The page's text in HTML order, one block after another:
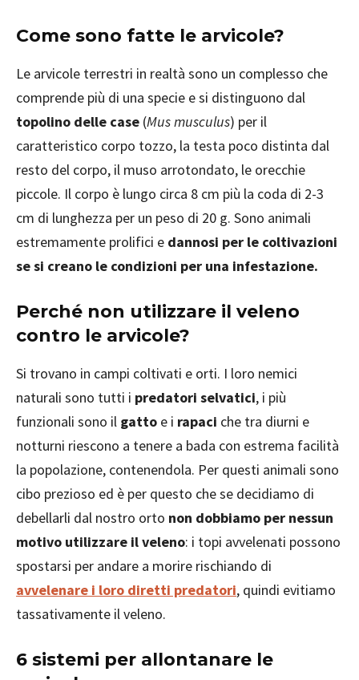
Come sono fatte le arvicole?
Le arvicole terrestri in realtà sono un complesso che
comprende più di una specie e si distinguono dal
topolino delle case (Mus musculus) per il
caratteristico corpo tozzo, la testa poco distinta dal
resto del corpo, il muso arrotondato, le orecchie
piccole. Il corpo è lungo circa 8 cm più la coda di 2-3
cm di lunghezza per un peso di 20 g. Sono animali
estremamente prolifici e dannosi per le coltivazioni
se si creano le condizioni per una infestazione.
Perché non utilizzare il veleno
contro le arvicole?
Si trovano in campi coltivati e orti. I loro nemici
naturali sono tutti i predatori selvatici, i più
funzionali sono il gatto e i rapaci che tra diurni e
notturni riescono a tenere a bada con estrema facilità
la popolazione, contenendola. Per questi animali sono
cibo prezioso ed è per questo che se decidiamo di
debellarli dal nostro orto non dobbiamo per nessun
motivo utilizzare il veleno: i topi avvelenati possono
spostarsi per andare a morire rischiando di
avvelenare i loro diretti predatori, quindi evitiamo
tassativamente il veleno.
6 sistemi per allontanare le